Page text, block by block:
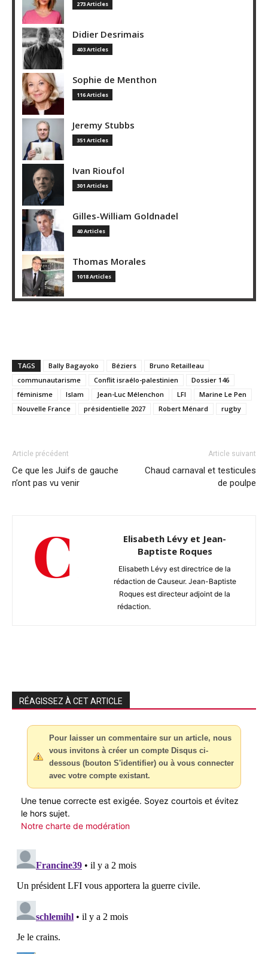
273 Articles
Didier Desrimais
403 Articles
Sophie de Menthon
116 Articles
Jeremy Stubbs
351 Articles
Ivan Rioufol
301 Articles
Gilles-William Goldnadel
40 Articles
Thomas Morales
1018 Articles
TAGS Bally Bagayoko Béziers
Bruno Retailleau
communautarisme
Conflit israélo-palestinien
Dossier 146
féminisme
Islam Jean-Luc Mélenchon LFI
Marine Le Pen
Nouvelle France
présidentielle 2027 Robert Ménard rugby
Article précédent
Ce que les Juifs de gauche
n’ont pas vu venir
Article suivant
Chaud carnaval et testicules
de poulpe
Elisabeth Lévy et Jean-
Baptiste Roques
Elisabeth Lévy est directrice de la
rédaction de Causeur. Jean-Baptiste
Roques est directeur adjoint de la
rédaction.
RÉAGISSEZ À CET ARTICLE
Pour laisser un commentaire sur un article, nous
vous invitons à créer un compte Disqus ci-
dessous (bouton S'identifier) ou à vous connecter
avec votre compte existant.
Une tenue correcte est exigée. Soyez courtois et évitez
le hors sujet.
Notre charte de modération